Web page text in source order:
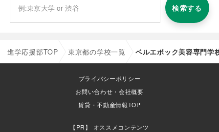
検索する
進学応援部TOP 東京都の学校一覧 ベルエポック美容専門学
プライバシーポリシー
お問い合わせ・会社概要
賃貸・不動産情報TOP
オススメコンテンツ